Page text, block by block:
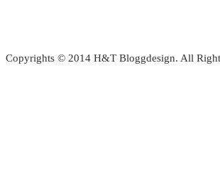
Copyrights © 2014 H&T Bloggdesign. All